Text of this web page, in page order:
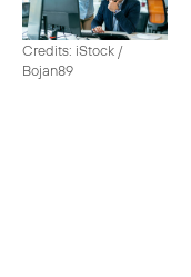
Credits: iStock /
Bojan89